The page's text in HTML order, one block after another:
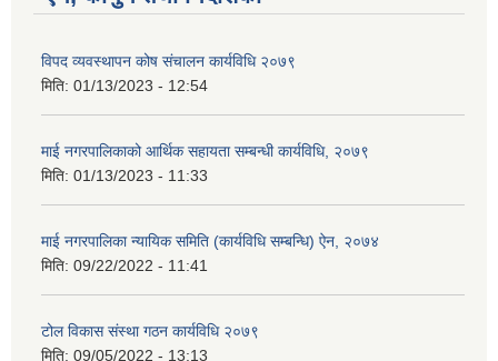
विपद व्यवस्थापन कोष संचालन कार्यविधि २०७९
मिति: 01/13/2023 - 12:54
माई नगरपालिकाको आर्थिक सहायता सम्बन्धी कार्यविधि, २०७९
मिति: 01/13/2023 - 11:33
माई नगरपालिका न्यायिक समिति (कार्यविधि सम्बन्धि) ऐन, २०७४
मिति: 09/22/2022 - 11:41
टोल विकास संस्था गठन कार्यविधि २०७९
मिति: 09/05/2022 - 13:13